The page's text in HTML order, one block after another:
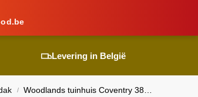
.be
Levering in België
/ Woodlands tuinhuis Coventry 3802EXT blokhut – 720×320